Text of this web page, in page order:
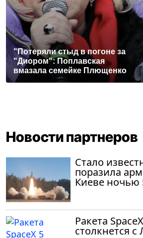
"Потеряли стыд в погоне за
"Диором": Поплавская
вмазала семейке Плющенко
Новости партнеров
Стало
поразила
Киеве ночью
Ракета
столкнется с